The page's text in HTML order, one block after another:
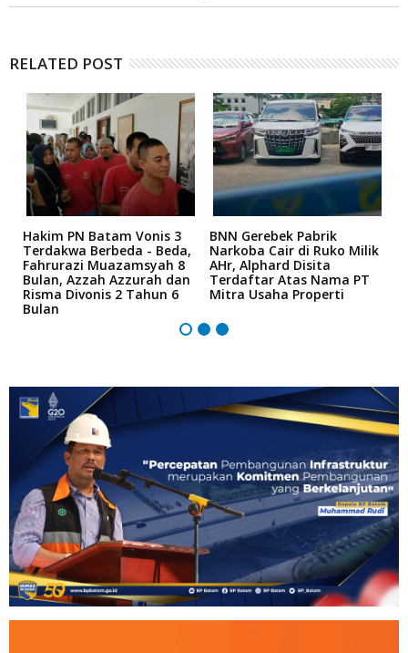
RELATED POST
Hakim PN Batam Vonis 3
Terdakwa Berbeda - Beda,
Fahrurazi Muazamsyah 8
Bulan, Azzah Azzurah dan
Risma Divonis 2 Tahun 6
Bulan
BNN Gerebek Pabrik
Narkoba Cair di Ruko Milik
AHr, Alphard Disita
Terdaftar Atas Nama PT
Mitra Usaha Properti